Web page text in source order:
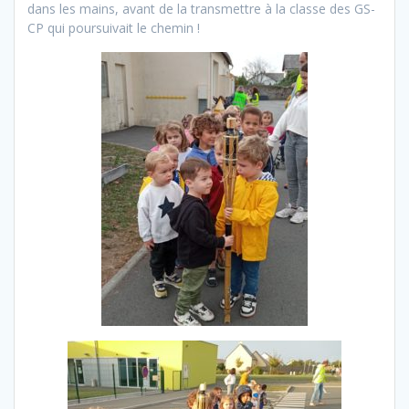
dans les mains, avant de la transmettre à la classe des GS-
CP qui poursuivait le chemin !